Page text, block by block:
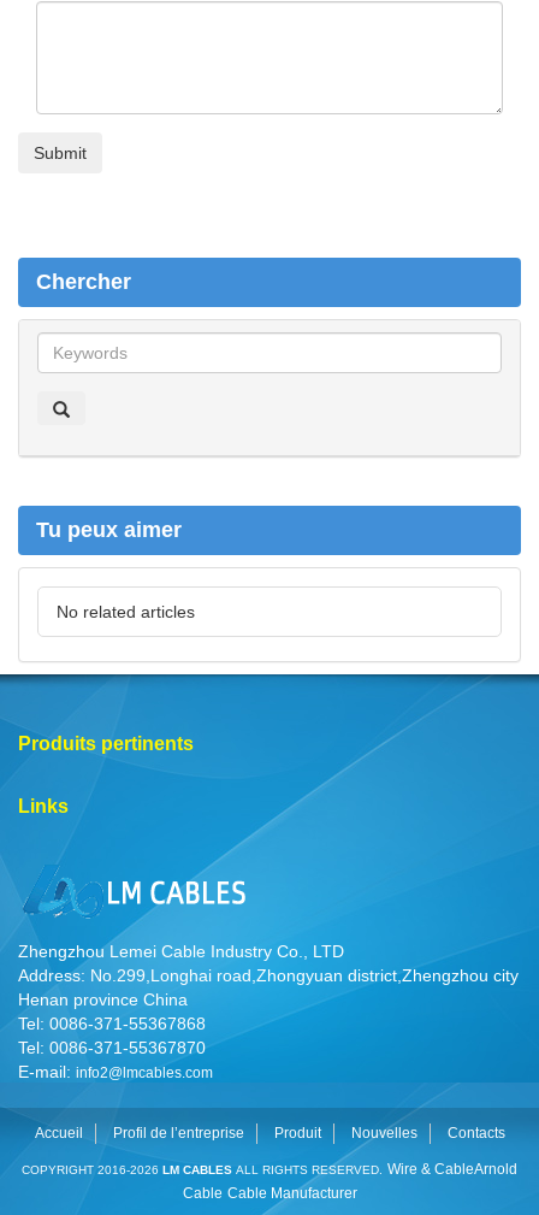
Chercher
h
h
r
Tu peux aimer
No related articles
Produits pertinents
Links
Zhengzhou Lemei Cable Industry Co., LTD
Address: No.299,Longhai road,Zhongyuan district,Zhengzhou city
Henan province China
Tel: 0086-371-55367868
Tel: 0086-371-55367870
E-mail: info2@lmcables.com
Accueil Profil de l’entreprise Produit Nouvelles Contacts
COPYRIGHT 2016-2026 LM CABLES ALL RIGHTS RESERVED. Wire & CableArnold
Cable Cable Manufacturer